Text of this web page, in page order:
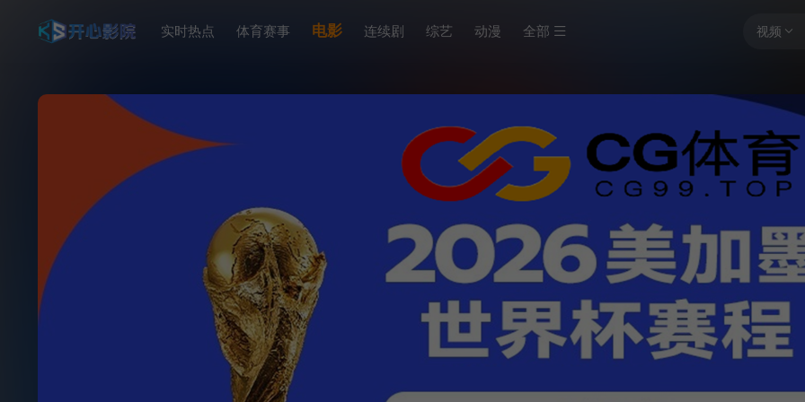
视频
实时热点 体育赛事 电影 连续剧 综艺 动漫 全部